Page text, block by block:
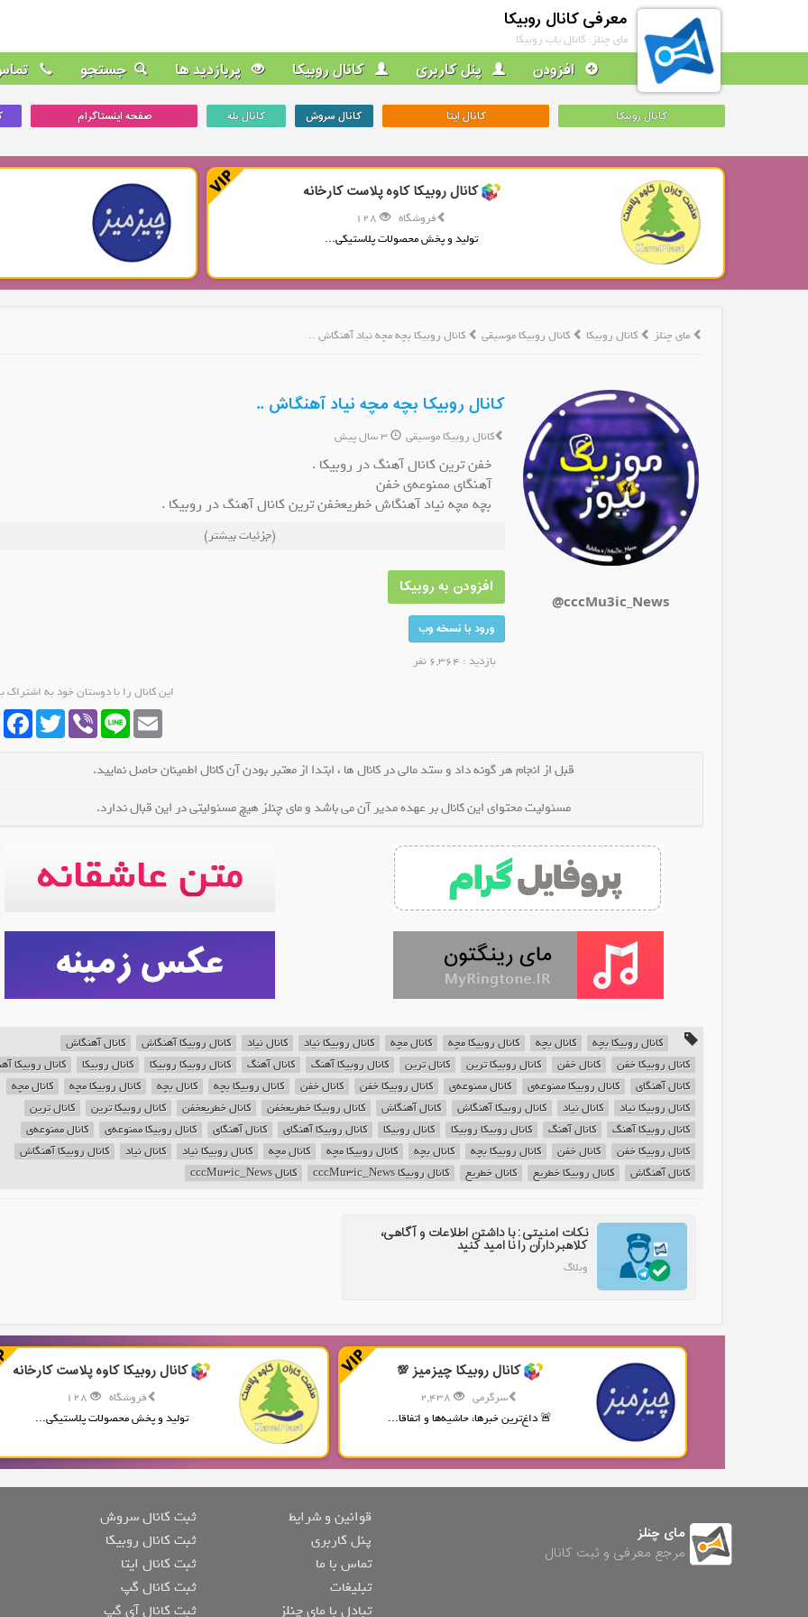
معرفی کانال روبیکا
مای چنلز: کانال یاب روبیکا
افزودن پنل کاربری کانال روبیکا پربازدید ها جستجو
کانال روبیکا کانال ایتا کانال سروش کانال بله صفحه اینستاگرام
کانال روبیکا کاوه پلاست کارخانه
فروشگاه
128
تولید و پخش محصولات پلاستیکی...
مای چنلز کانال روبیکا کانال روبیکا موسیقی کانال روبیکا بچه مچه نیاد آهنگاش ..
@cccMu3ic_News
کانال روبیکا بچه مچه نیاد آهنگاش ..
کانال روبیکا موسیقی 3 سال پیش
خفن ترین کانال آهنگ در روبیکا .
آهنگای ممنوعه‌ی خفن
بچه مچه نیاد آهنگاش خطریعخفن ترین کانال آهنگ در روبیکا .
(جزئیات بیشتر)
افزودن به روبیکا
ورود با نسخه وب
بازدید : 6,364 نفر
این کانال را با دوستان خود به اشتراک
Twitter Viber Line Email
قبل از انجام هر گونه داد و ستد مالی در کانال ها ، ابتدا از معتبر بودن آن کانال اطمینان حاصل نمایید.
مسئولیت محتوای این کانال بر عهده مدیر آن می باشد و مای چنلز هیچ مسئولیتی در این قبال ندارد.
کانال روبیکا بچه کانال بچه کانال روبیکا مچه کانال مچه کانال روبیکا نیاد کانال نیاد کانال روبیکا آهنگاش
کانال آهنگاش
کانال روبیکا خفن
کانال خفن کانال روبیکا ترین کانال ترین کانال روبیکا آهنگ کانال آهنگ کانال روبیکا روبیکا کانال روبیکا
کانال روبیکا
کانال آهنگای
کانال روبیکا ممنوعه‌ی کانال ممنوعه‌ی کانال روبیکا خفن کانال خفن کانال روبیکا بچه کانال بچه کانال روبیکا مچه
کانال مچه
کانال روبیکا نیاد
کانال نیاد کانال روبیکا آهنگاش کانال آهنگاش کانال روبیکا خطریعخفن کانال خطریعخفن کانال روبیکا ترین
کانال ترین
کانال روبیکا آهنگ
کانال آهنگ کانال روبیکا روبیکا کانال روبیکا کانال روبیکا آهنگای کانال آهنگای کانال روبیکا ممنوعه‌ی
کانال ممنوعه‌ی
کانال روبیکا خفن
کانال خفن کانال روبیکا بچه کانال بچه کانال روبیکا مچه کانال مچه کانال روبیکا نیاد کانال نیاد
کانال روبیکا آهنگاش
کانال آهنگاش
کانال روبیکا خطریع کانال خطریع کانال روبیکا cccMu3ic_News کانال cccMu3ic_News
نکات امنیتی: با داشتن اطلاعات و آگاهی،
کلاهبرداران را نا امید کنید
وبلاگ
کانال روبیکا چیزمیز 💯
سرگرمی
2,438
🚨 داغ‌ترین خبرها، حاشیه‌ها و اتفاقا...
کانال روبیکا کاوه پلاست کارخانه
فروشگاه
تولید و پخش محصولات پلاستیکی...
کانال روبیکا موزیک ویدیوققنوس کانال روبیکا لینکدونی خوزستان دزفول
عضو کانال شوید
روبیکا شیرین کام باش
مای چنلز
مرجع معرفی و ثبت کانال
قوانین و شرایط
پنل کاربری
تماس با ما
تبلیغات
تبادل با مای چنلز
ثبت کانال سروش
ثبت کانال روبیکا
ثبت کانال ایتا
ثبت کانال گپ
ثبت کانال آی گپ